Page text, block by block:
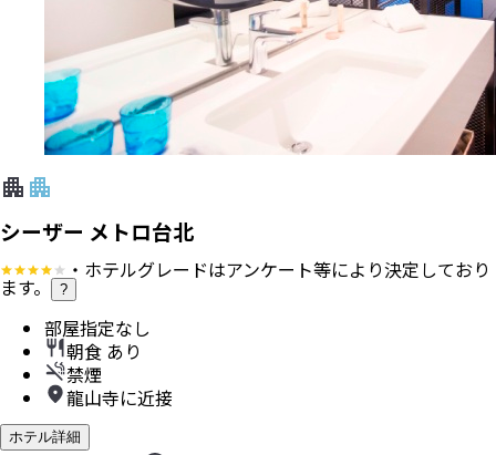
シーザー メトロ台北
・ホテルグレードはアンケート等により決定しており
ます。 ?
部屋指定なし
朝食 あり
禁煙
龍山寺に近接
ホテル詳細